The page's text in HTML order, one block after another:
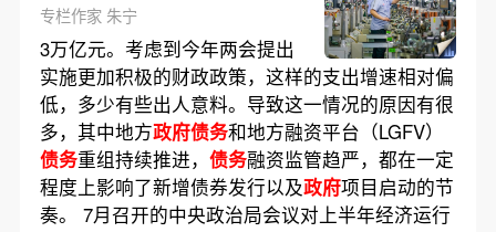
专栏作家 朱宁
3万亿元。考虑到今年两会提出
实施更加积极的财政政策，这样的支出增速相对偏
低，多少有些出人意料。导致这一情况的原因有很
多，其中地方政府债务和地方融资平台（LGFV）
债务重组持续推进， 债务融资监管趋严，都在一定
程度上影响了新增债券发行以及政府项目启动的节
奏。 7月召开的中央政治局会议对上半年经济运行